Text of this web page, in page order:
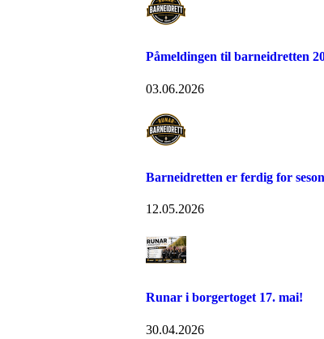
Påmeldingen til barneidretten
03.06.2026
Barneidretten er ferdig for
12.05.2026
Runar i borgertoget 17. mai!
30.04.2026